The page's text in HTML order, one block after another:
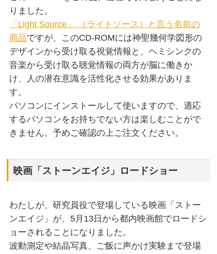
りました。
「Light Source」 （ライトソース）と言う名前の
商品ですが、このCD-ROMには神聖幾何学図形の
デザインから受け取る視覚情報と、ヘミシンクの
音楽から受け取る聴覚情報の両方が脳に働きか
け、人の潜在意識を活性化させる効果がありま
す。
パソコンにインストールして使いますので、適応
するパソコンをお持ちでない方は楽しむことがで
きません。予めご確認の上ご注文ください。
映画「ストーンエイジ」ロードショー
わたしが、研究員役で登場している映画「ストー
ンエイジ」が、5月13日から都内映画館でロードシ
ョーされることになりました。
波動測定や結晶写真、ご飯に声かけ実験まで登場